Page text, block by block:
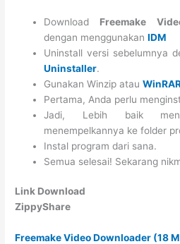
Download Freemake
dengan menggunakanIDM
Uninstall versi sebelumnya
Uninstaller.
Gunakan Winzip atau
Pertama, Anda perlu
Jadi, Lebih baik
menempelkannya ke folder
Instal program dari sana.
Semua selesai! Sekarang
Link Download
ZippyShare
Freemake Video Downloader (18